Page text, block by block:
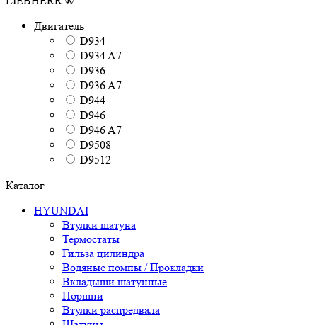
Двигатель
D934
D934 A7
D936
D936 A7
D944
D946
D946 A7
D9508
D9512
Каталог
HYUNDAI
Втулки шатуна
Термостаты
Гильза цилиндра
Водяные помпы / Прокладки
Вкладыши шатунные
Поршни
Втулки распредвала